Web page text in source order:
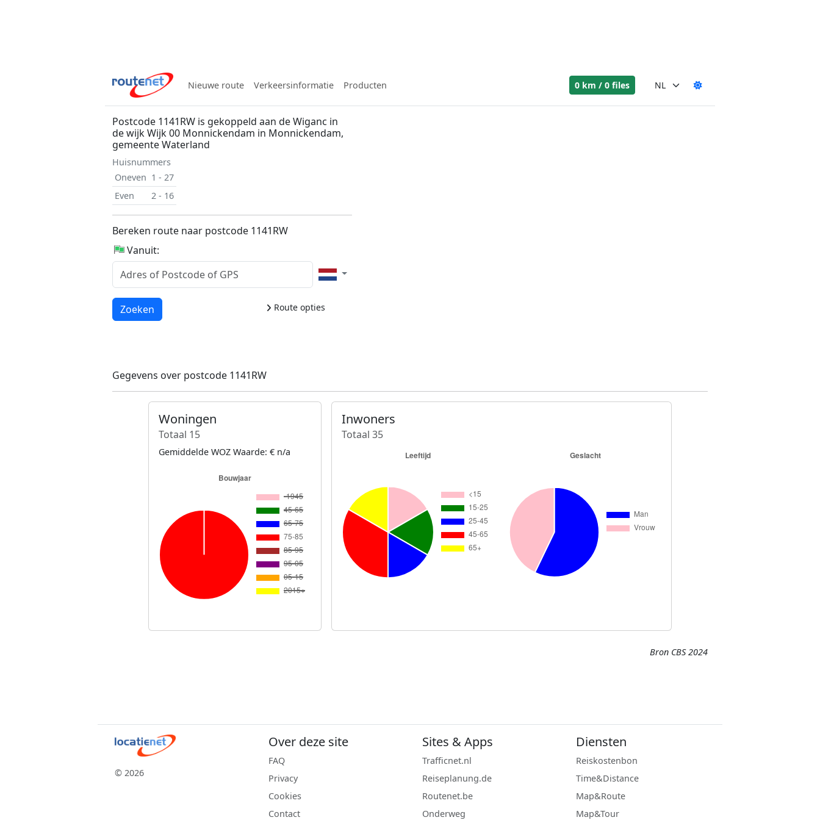
Nieuwe route Verkeersinformatie Producten 0 km / 0 files
Postcode 1141RW is gekoppeld aan de Wiganc in
de wijk Wijk 00 Monnickendam in Monnickendam,
gemeente Waterland
Huisnummers
Oneven 1 - 27
Even
2 - 16
Bereken route naar postcode 1141RW
Vanuit:
Route opties
Laden...
Zoeken
Gegevens over postcode 1141RW
Woningen
Totaal 15
Gemiddelde WOZ Waarde: € n/a
Inwoners
Totaal 35
Bron CBS 2024
© 2026
Over deze site
FAQ
Privacy
Cookies
Contact
Sites & Apps
Trafficnet.nl
Reiseplanung.de
Routenet.be
Onderweg
Diensten
Reiskostenbon
Time&Distance
Map&Route
Map&Tour